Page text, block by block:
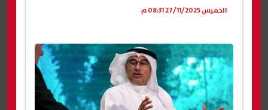
الخميس 27/11/2025 08:31 م